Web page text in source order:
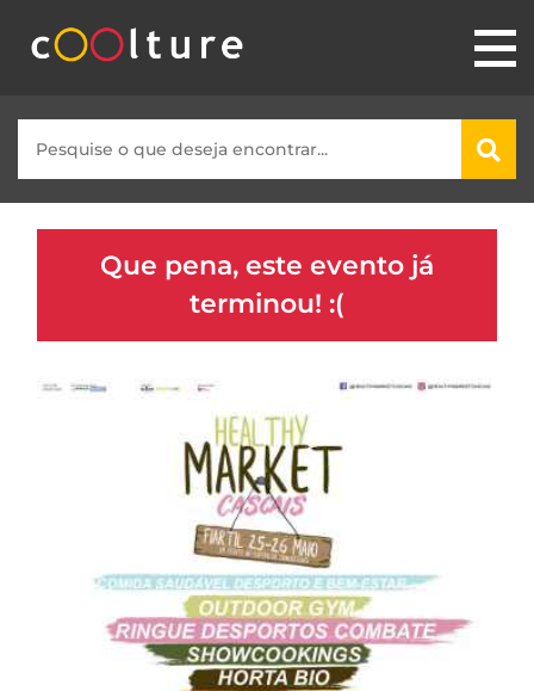
Que pena, este evento já
terminou! :(